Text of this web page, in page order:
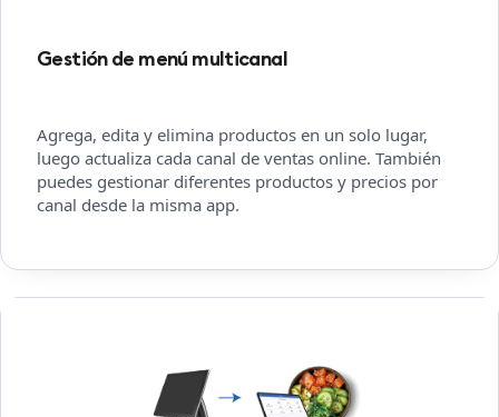
Gestión de menú multicanal
Agrega, edita y elimina productos en un solo lugar,
luego actualiza cada canal de ventas online. También
puedes gestionar diferentes productos y precios por
canal desde la misma app.